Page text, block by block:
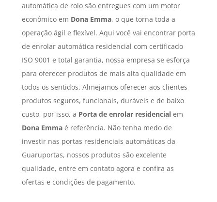
automática de rolo são entregues com um motor
econômico em Dona Emma, o que torna toda a
operação ágil e flexível. Aqui você vai encontrar porta
de enrolar automática residencial com certificado
ISO 9001 e total garantia, nossa empresa se esforça
para oferecer produtos de mais alta qualidade em
todos os sentidos. Almejamos oferecer aos clientes
produtos seguros, funcionais, duráveis e de baixo
custo, por isso, a Porta de enrolar residencialem
Dona Emmaé referência. Não tenha medo de
investir nas portas residenciais automáticas da
Guaruportas, nossos produtos são excelente
qualidade, entre em contato agora e confira as
ofertas e condições de pagamento.